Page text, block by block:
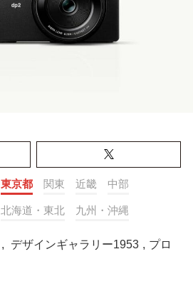
東京都 関東 近畿 中部
北海道・東北 九州・沖縄
, デザインギャラリー1953 , プロ